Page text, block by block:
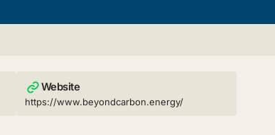
Website
https://www.beyondcarbon.energy/